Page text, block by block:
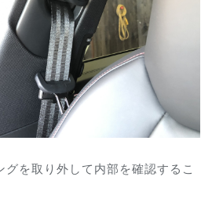
グを取り外して内部を確認するこ